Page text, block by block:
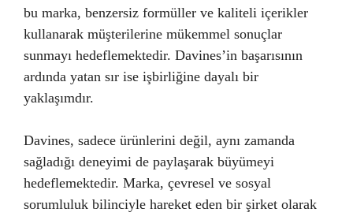
bu marka, benzersiz formüller ve kaliteli içerikler
kullanarak müşterilerine mükemmel sonuçlar
sunmayı hedeflemektedir. Davines’in başarısının
ardında yatan sır ise işbirliğine dayalı bir
yaklaşımdır.
Davines, sadece ürünlerini değil, aynı zamanda
sağladığı deneyimi de paylaşarak büyümeyi
hedeflemektedir. Marka, çevresel ve sosyal
sorumluluk bilinciyle hareket eden bir şirket olarak